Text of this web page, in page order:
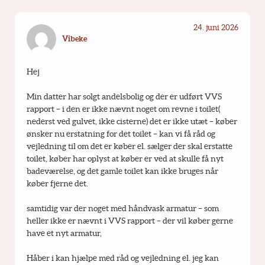
Vibeke
24. juni 2026
Hej
Min datter har solgt andelsbolig og der er udført VVS
rapport – i den er ikke nævnt noget om revne i toilet(
nederst ved gulvet, ikke cisterne) det er ikke utæt – køber
ønsker nu erstatning for det toilet – kan vi få råd og
vejledning til om det er køber el. sælger der skal erstatte
toilet, køber har oplyst at køber er ved at skulle få nyt
badeværelse, og det gamle toilet kan ikke bruges når
køber fjerne det.
samtidig var der noget med håndvask armatur – som
heller ikke er nævnt i VVS rapport – der vil køber gerne
have et nyt armatur,
Håber i kan hjælpe med råd og vejledning el. jeg kan